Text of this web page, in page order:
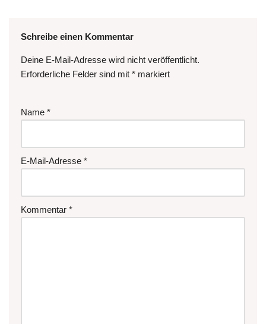
Schreibe einen Kommentar
Deine E-Mail-Adresse wird nicht veröffentlicht.
Erforderliche Felder sind mit * markiert
Name *
E-Mail-Adresse *
Kommentar *